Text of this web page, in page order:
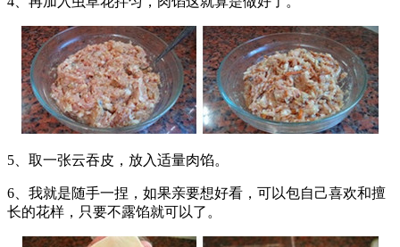
5、取一张云吞皮，放入适量肉馅。
6、我就是随手一捏，如果亲要想好看，可以包自己喜欢和擅
长的花样，只要不露馅就可以了。